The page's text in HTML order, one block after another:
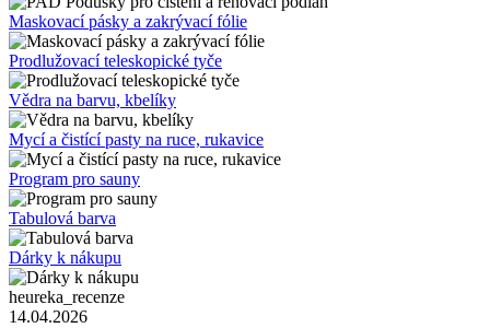
Maskovací pásky a zakrývací fólie
Prodlužovací teleskopické tyče
Vědra na barvu, kbelíky
Mycí a čistící pasty na ruce, rukavice
Program pro sauny
Tabulová barva
Dárky k nákupu
heureka_recenze
14.04.2026